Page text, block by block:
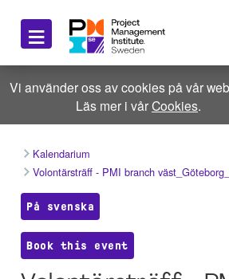
≡
Vi använder oss av cookies på vår
Läs mer i vårCookies.
Kalendarium
Volontärsträff - PMI branch
På svenska
Book this event